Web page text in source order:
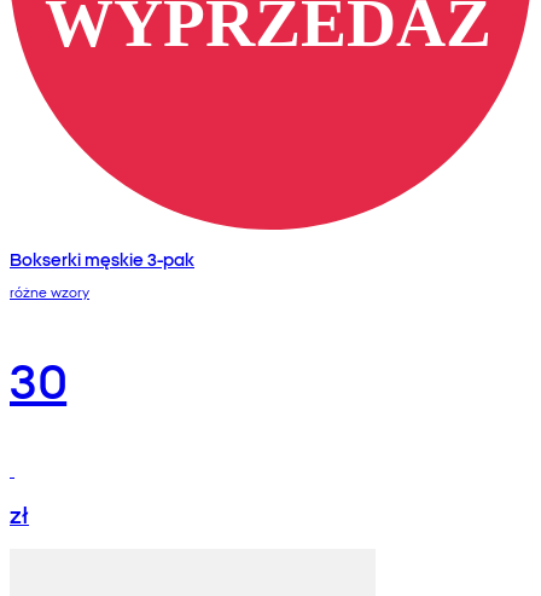
Bokserki męskie 3-pak
różne wzory
30
zł